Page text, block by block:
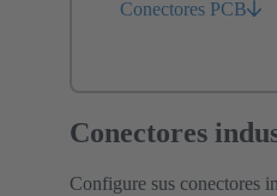
Conectores PCB
Conectores
Configure sus conectores